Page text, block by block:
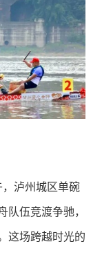
泸州城区单碗
队伍竞渡争驰，
这场跨越时光的